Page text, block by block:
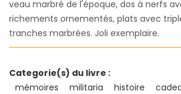
veau marbré de l'époque, dos à nerfs
richements ornementés, plats avec
tranches marbrées. Joli exemplaire.
Categorie(s) du livre :
mémoires
militaria histoire